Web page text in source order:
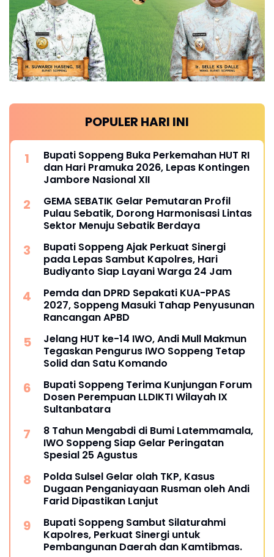
POPULER HARI INI
Bupati Soppeng Buka Perkemahan HUT RI
dan Hari Pramuka 2026, Lepas Kontingen
Jambore Nasional XII
GEMA SEBATIK Gelar Pemutaran Profil
Pulau Sebatik, Dorong Harmonisasi Lintas
Sektor Menuju Sebatik Berdaya
Bupati Soppeng Ajak Perkuat Sinergi
pada Lepas Sambut Kapolres, Hari
Budiyanto Siap Layani Warga 24 Jam
Pemda dan DPRD Sepakati KUA-PPAS
2027, Soppeng Masuki Tahap Penyusunan
Rancangan APBD
Jelang HUT ke-14 IWO, Andi Mull Makmun
Tegaskan Pengurus IWO Soppeng Tetap
Solid dan Satu Komando
Bupati Soppeng Terima Kunjungan Forum
Dosen Perempuan LLDIKTI Wilayah IX
Sultanbatara
8 Tahun Mengabdi di Bumi Latemmamala,
IWO Soppeng Siap Gelar Peringatan
Spesial 25 Agustus
Polda Sulsel Gelar olah TKP, Kasus
Dugaan Penganiayaan Rusman oleh Andi
Farid Dipastikan Lanjut
Bupati Soppeng Sambut Silaturahmi
Kapolres, Perkuat Sinergi untuk
Pembangunan Daerah dan Kamtibmas.